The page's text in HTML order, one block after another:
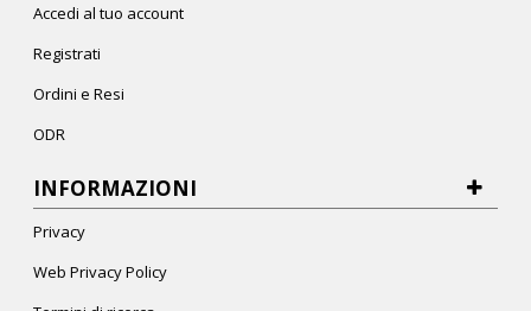
Accedi al tuo account
Registrati
Ordini e Resi
ODR
INFORMAZIONI
Privacy
Web Privacy Policy